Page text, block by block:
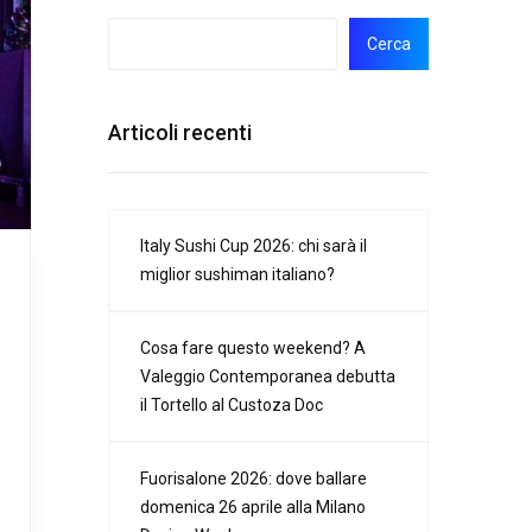
Cerca
Articoli recenti
Italy Sushi Cup 2026: chi sarà il
miglior sushiman italiano?
Cosa fare questo weekend? A
Valeggio Contemporanea debutta
il Tortello al Custoza Doc
Fuorisalone 2026: dove ballare
domenica 26 aprile alla Milano